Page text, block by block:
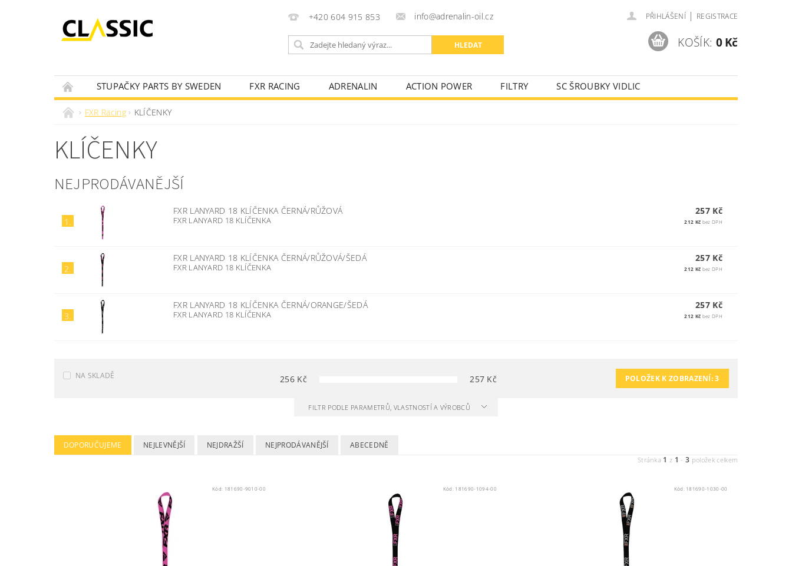
+420 604 915 853 info@adrenalin-oil.cz PŘIHLÁŠENÍ | REGISTRACE
KOŠÍK: 0 Kč
STUPAČKY PARTS BY SWEDEN FXR RACING ADRENALIN ACTION POWER FILTRY
SC ŠROUBKY VIDLIC
OLEJOVÝ VYHLEDÁVAČ
FXR Racing KLÍČENKY
KLÍČENKY
NEJPRODÁVANĚJŠÍ
1.
FXR LANYARD 18 KLÍČENKA ČERNÁ/RŮŽOVÁ
FXR LANYARD 18 KLÍČENKA
257 Kč
212 Kč bez DPH
2.
FXR LANYARD 18 KLÍČENKA ČERNÁ/RŮŽOVÁ/ŠEDÁ
FXR LANYARD 18 KLÍČENKA
257 Kč
212 Kč bez DPH
3.
FXR LANYARD 18 KLÍČENKA ČERNÁ/ORANGE/ŠEDÁ
FXR LANYARD 18 KLÍČENKA
257 Kč
212 Kč bez DPH
NA SKLADĚ 256 Kč 257 Kč POLOŽEK K ZOBRAZENÍ:3
FILTR PODLE PARAMETRŮ, VLASTNOSTÍ A VÝROBCŮ
DOPORUČUJEME NEJLEVNĚJŠÍ NEJDRAŽŠÍ NEJPRODÁVANĚJŠÍ ABECEDNĚ
Stránka 1 z 1 -3 položek celkem
Kód: 181690-9010-00 Kód: 181690-1094-00 Kód: 181690-1030-00